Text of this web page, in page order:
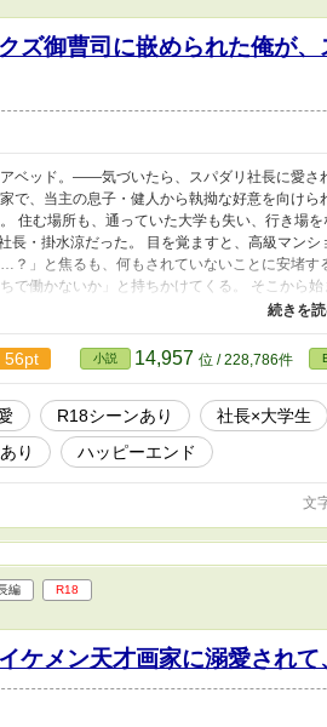
クズ御曹司に嵌められた俺が
ベッド。――気づいたら、スパダリ社長に愛
で、当主の息子・健人から執拗な好意を向け
住む場所も、通っていた大学も失い、行き場
・掛水涼だった。 目を覚ますと、高級マンシ
？」と焦るも、何もされていないことに安堵
で働かないか」と持ちかけてくる。 そこから
雇用関係？ それとも……囲われてる？ 拾われ
56pt 小説 14,957 位 / 228,786件
R18シーンあり 社長×大学生
り
ハッピーエンド
文
編 R18
イケメン天才画家に溺愛され